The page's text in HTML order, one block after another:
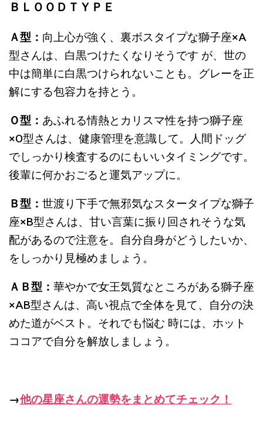
ＢＬＯＯＤＴＹＰＥ
Ａ型： 向上心が強く、裏ボスタイプな獅子座×A
型さんは、 白黒つけたくなりそうです が、世の
中は簡単に白黒つけられないことも。グレーを正
解にする包容力を持とう。
Ｏ型： あふれる情熱とカリスマ性を持つ獅子座
×O型さんは、 健康管理を意識して。人間ドッグ
でしっかり検査するのにもいいタイミングです。
後輩に何かおごると運気アップに。
Ｂ型： 世渡り下手で無邪気なスタータイプな獅子
座×B型さんは、 甘い言葉に振り回されそうな気
配があるので注意を。自分自身がどうしたいか、
をしっかり見極めましょう。
ＡＢ型： 華やかで女王気質なところがある獅子座
×AB型さんは、 高い視点で全体を見て、自分の決
めた道がベスト。それでも悩む 時には、ホット
ココアで自分を解放しましょう。
→他の星座さんの運勢をまとめてチェック！